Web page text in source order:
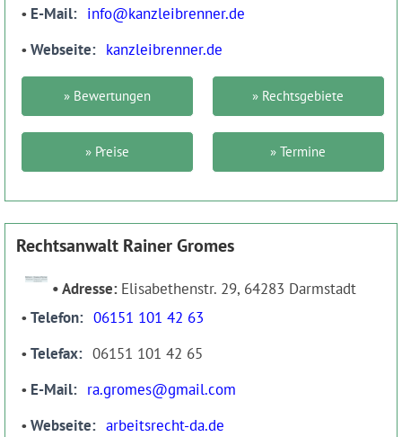
E-Mail
info@kanzleibrenner.de
Webseite
kanzleibrenner.de
» Bewertungen » Rechtsgebiete
» Preise » Termine
Rechtsanwalt Rainer Gromes
Adresse: Elisabethenstr. 29, 64283 Darmstadt
Telefon
06151 101 42 63
Telefax
06151 101 42 65
E-Mail
ra.gromes@gmail.com
Webseite
arbeitsrecht-da.de